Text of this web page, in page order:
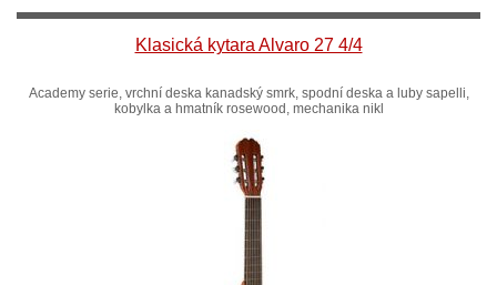
Klasická kytara Alvaro 27 4/4
Academy serie, vrchní deska kanadský smrk, spodní deska a luby sapelli,
kobylka a hmatník rosewood, mechanika nikl